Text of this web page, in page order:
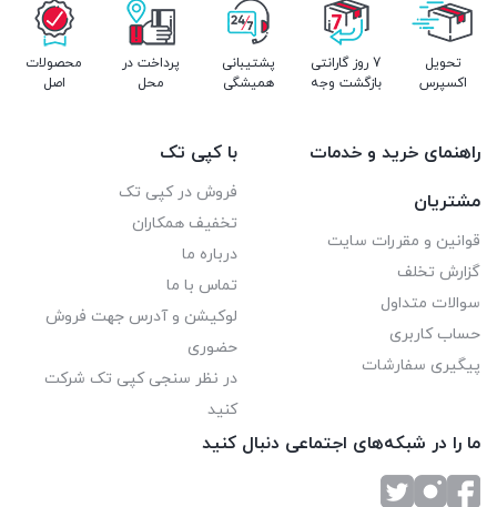
تحویل
اکسپرس
7 روز گارانتی
بازگشت وجه
پشتیبانی
همیشگی
پرداخت در
محل
محصولات
اصل
راهنمای خرید و خدمات
مشتریان
قوانین و مقررات سایت
گزارش تخلف
سوالات متداول
حساب کاربری
پیگیری سفارشات
با کپی تک
فروش در کپی تک
تخفیف همکاران
درباره ما
تماس با ما
لوکیشن و آدرس جهت فروش
حضوری
در نظر سنجی کپی تک شرکت
کنید
ما را در شبکه‌های اجتماعی دنبال کنید